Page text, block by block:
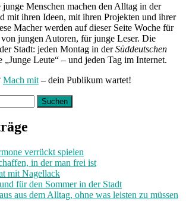
Menschen machen den Alltag in der
mit ihren Ideen, mit ihren Projekten und ihrer
Macher werden auf dieser Seite Woche für
jungen Autoren, für junge Leser. Die
Stadt: jeden Montag in derSüddeutschen
„Junge Leute“ – und jeden Tag im Internet.
Mach mit – dein Publikum wartet!
verrückt spielen
in der man frei ist
mit Nagellack
für den Sommer in der Stadt
aus dem Alltag, ohne was leisten zu müssen